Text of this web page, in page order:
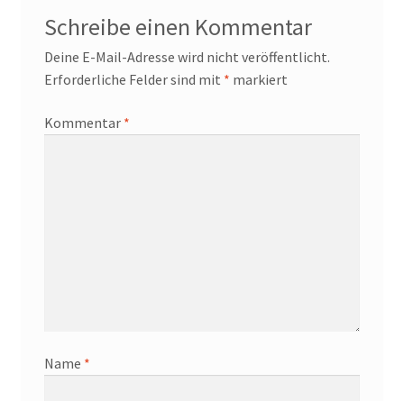
Schreibe einen Kommentar
Deine E-Mail-Adresse wird nicht veröffentlicht.
Erforderliche Felder sind mit * markiert
Kommentar *
Name *